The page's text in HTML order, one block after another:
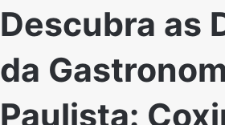
Descubra as
da
Paulista: